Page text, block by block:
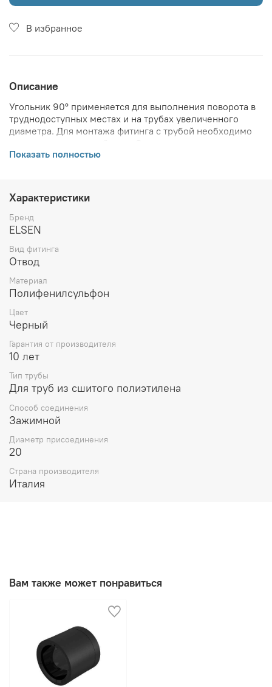
В избранное
Описание
Угольник 90° применяется для выполнения поворота в
труднодоступных местах и на трубах увеличенного
диаметра. Для монтажа фитинга с трубой необходимо
соответствующего диаметра.
габаритах, внешнем виде и цвете, стране производства
и основываются на последних доступных сведениях от
производителя. Производитель оставляет за собой
право в любой момент без обязательного извещения
вносить изменения в дизайн и технические
характеристики, не ухудшающие потребительских
Показать полностью
Характеристики
Бренд
ELSEN
Вид фитинга
Отвод
Материал
Полифенилсульфон
Цвет
Черный
Гарантия от производителя
10 лет
Тип трубы
Для труб из сшитого полиэтилена
Способ соединения
Зажимной
Диаметр присоединения
20
Страна производителя
Италия
Вам также может понравиться